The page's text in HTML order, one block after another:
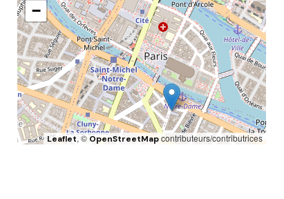
−
Leaflet, ©OpenStreetMapcontributeurs/contributrices